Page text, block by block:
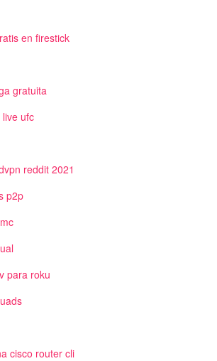
en firestick
gratuita
ufc
reddit 2021
p2p
para roku
cisco router cli